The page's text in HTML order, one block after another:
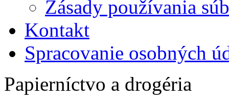
Zásady používania
Kontakt
Spracovanie osobných
Papierníctvo a drogéria